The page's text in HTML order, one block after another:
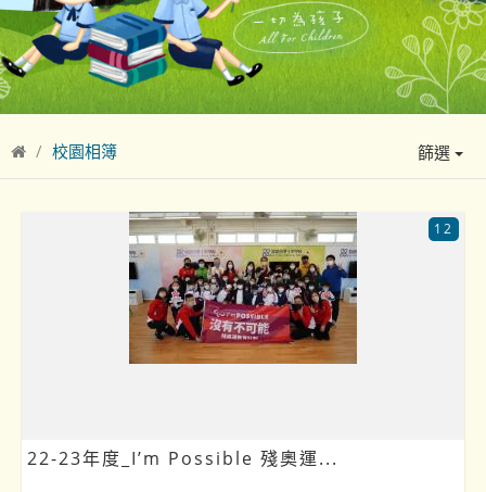
校園相簿 篩選
22-23年度_I’m Possible 殘奧運...
12